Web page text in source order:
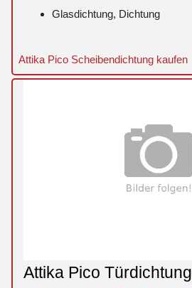
Glasdichtung, Dichtung
Attika Pico Scheibendichtung kaufen
Attika Pico Türdichtung